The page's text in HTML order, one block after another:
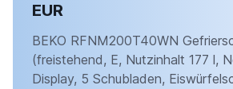
EUR
BEKO RFNM200T40WN
(freistehend, E, Nutzinhalt 177 l,
Display, 5 Schubladen,